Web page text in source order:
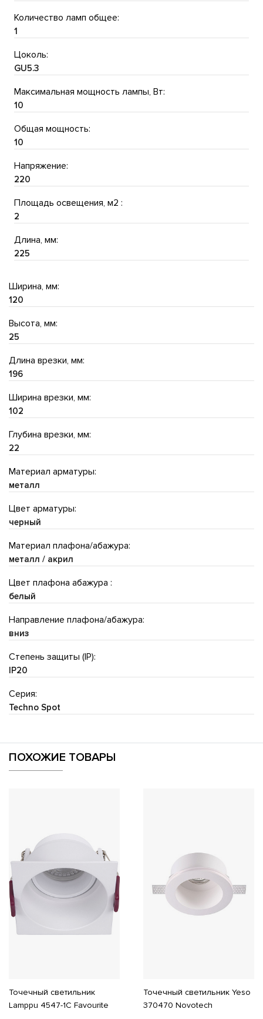
Количество ламп общее:
1
Цоколь:
GU5.3
Максимальная мощность лампы, Вт:
10
Общая мощность:
10
Напряжение:
220
Площадь освещения, м2 :
2
Длина, мм:
225
Ширина, мм:
120
Высота, мм:
25
Длина врезки, мм:
196
Ширина врезки, мм:
102
Глубина врезки, мм:
22
Материал арматуры:
металл
Цвет арматуры:
черный
Материал плафона/абажура:
металл / акрил
Цвет плафона абажура :
белый
Направление плафона/абажура:
вниз
Степень защиты (IP):
IP20
Серия:
Techno Spot
ПОХОЖИЕ ТОВАРЫ
Точечный светильник
Lamppu 4547-1C Favourite
Точечный светильник Yeso
370470 Novotech